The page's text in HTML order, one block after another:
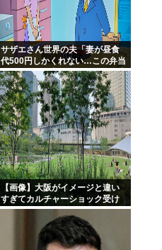
サザエさん世界の夫「妻が昼食
代500円しかくれない…この弁当
屋、500円で売っている！その上
店員さんも美人だ！毎日行こ
う！」
【画像】大阪がイメージと違い
すぎてカルチャーショック受け
てる